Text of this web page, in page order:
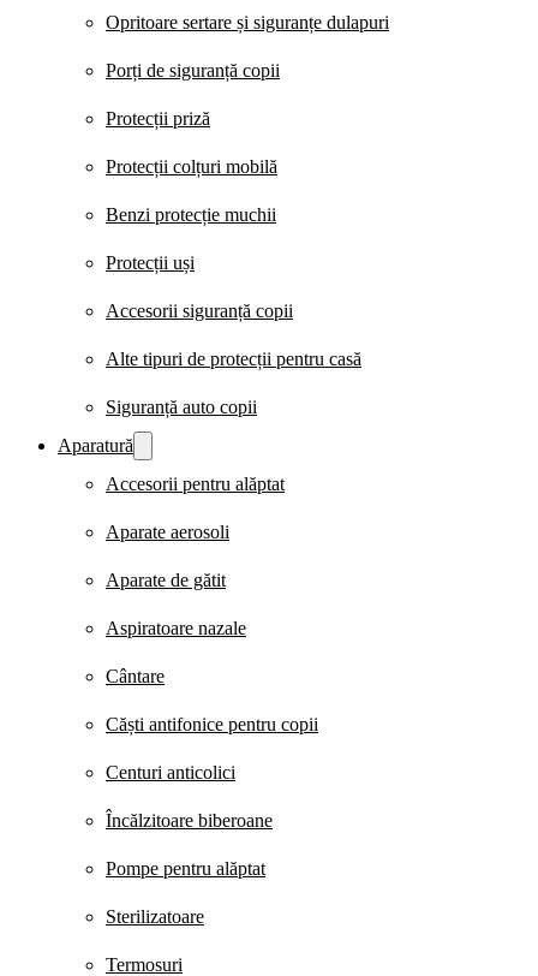
Opritoare sertare și siguranțe dulapuri
Porți de siguranță copii
Protecții priză
Protecții colțuri mobilă
Benzi protecție muchii
Protecții uși
Accesorii siguranță copii
Alte tipuri de protecții pentru casă
Siguranță auto copii
Aparatură
Accesorii pentru alăptat
Aparate aerosoli
Aparate de gătit
Aspiratoare nazale
Cântare
Căști antifonice pentru copii
Centuri anticolici
Încălzitoare biberoane
Pompe pentru alăptat
Sterilizatoare
Termosuri